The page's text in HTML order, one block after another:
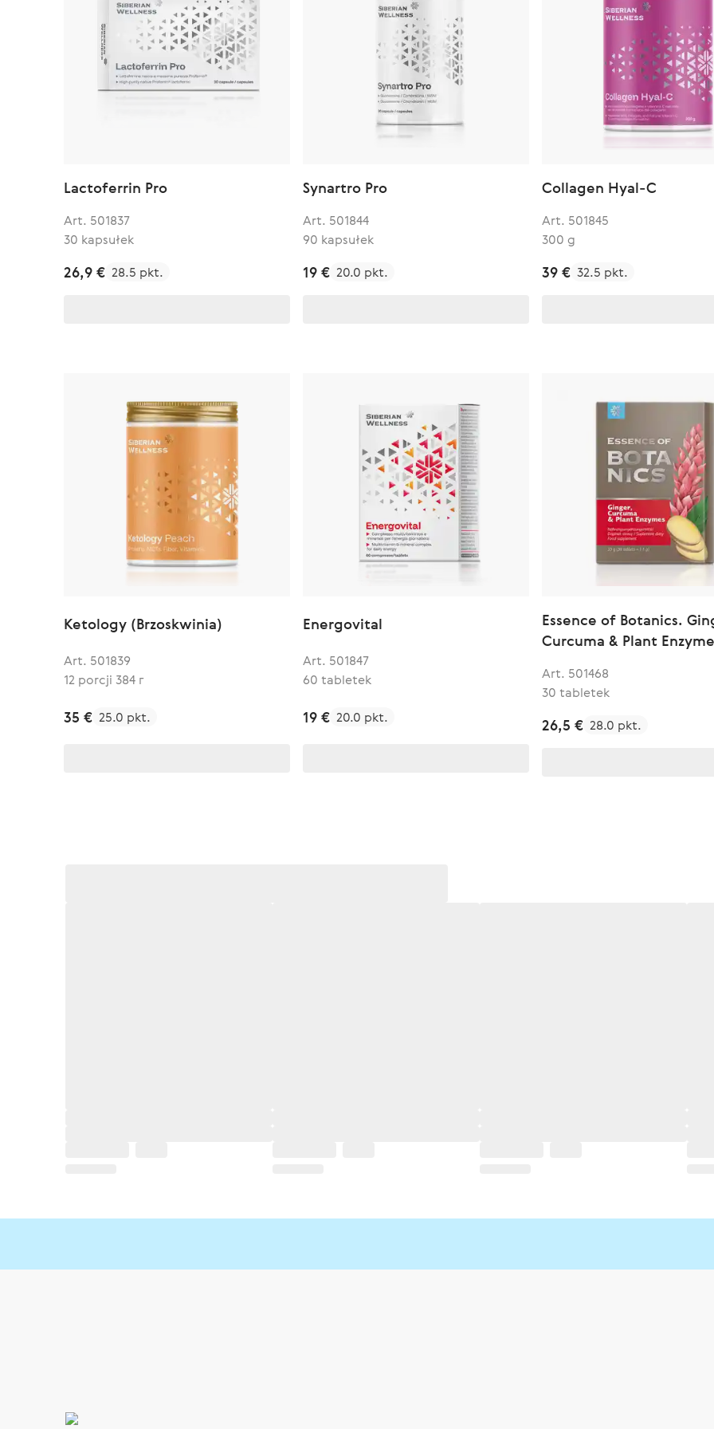
Lactoferrin Pro
Art. 501837
30 kapsułek
26,9 € 28.5 pkt.
Synartro Pro
Art. 501844
90 kapsułek
19 € 20.0 pkt.
Collagen Hyal-C
Art. 501845
300 g
39 € 32.5 pkt.
Ketology (Brzoskwinia)
Art. 501839
12 porcji 384 г
35 € 25.0 pkt.
Energovital
Art. 501847
60 tabletek
19 € 20.0 pkt.
Essence of Botanics.
Curcuma & Plant
Art. 501468
30 tabletek
26,5 € 28.0 pkt.